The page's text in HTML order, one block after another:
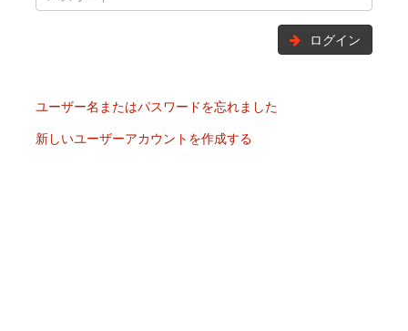
ログイン
ユーザー名またはパスワードを忘れました
新しいユーザーアカウントを作成する